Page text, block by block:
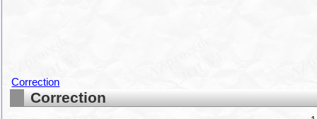
Correction
Correction